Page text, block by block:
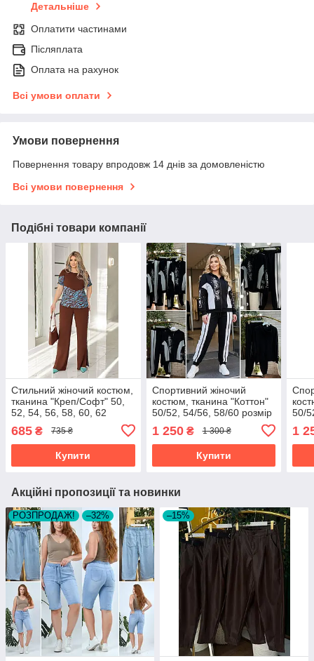
Детальніше
Оплатити частинами
Післяплата
Оплата на рахунок
Всі умови оплати
Умови повернення
Повернення товару впродовж 14 днів за домовленістю
Всі умови повернення
Подібні товари компанії
Стильний жіночий костюм,
тканина "Креп/Софт" 50,
52, 54, 56, 58, 60, 62
685 ₴ 735 ₴
Купити
Спортивний жіночий
костюм, тканина "Коттон"
50/52, 54/56, 58/60 розмір
1 250₴ 1 300 ₴
Купити
50/
1
Акційні пропозиції та новинки
РОЗПРОДАЖ! –32% –15%